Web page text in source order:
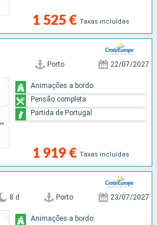
1 525 € Taxas incluídas
Porto 22/07/2027
1 919 € Taxas incluídas
Animações a bordo:
Pensão completa
Partida de Portugal
8 d Porto 23/07/2027
Animações a bordo: